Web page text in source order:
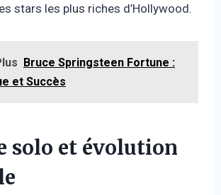
stars les plus riches d’Hollywood.
Bruce Springsteen Fortune :
et Succès
solo et évolution